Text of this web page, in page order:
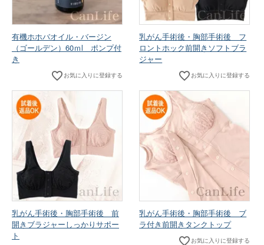
有機ホホバオイル・バージン
（ゴールデン）60ｍl ポンプ付
き
お気に入りに登録する
乳がん手術後・胸部手術後 フ
ロントホック前開きソフトブラ
ジャー
お気に入りに登録する
乳がん手術後・胸部手術後 前
開きブラジャーしっかりサポー
ト
乳がん手術後・胸部手術後 ブ
ラ付き前開きタンクトップ
お気に入りに登録する